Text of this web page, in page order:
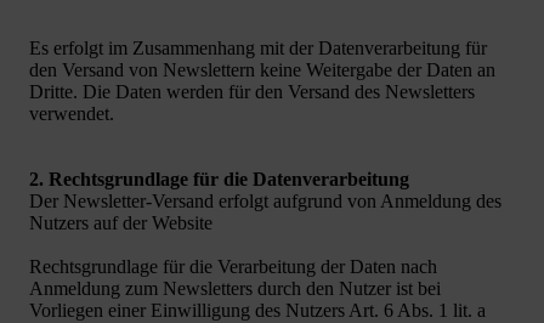
Es erfolgt im Zusammenhang mit der Datenverarbeitung für
den Versand von Newslettern keine Weitergabe der Daten an
Dritte. Die Daten werden für den Versand des Newsletters
verwendet.
2. Rechtsgrundlage für die Datenverarbeitung
Der Newsletter-Versand erfolgt aufgrund von Anmeldung des
Nutzers auf der Website
Rechtsgrundlage für die Verarbeitung der Daten nach
Anmeldung zum Newsletters durch den Nutzer ist bei
Vorliegen einer Einwilligung des Nutzers Art. 6 Abs. 1 lit. a